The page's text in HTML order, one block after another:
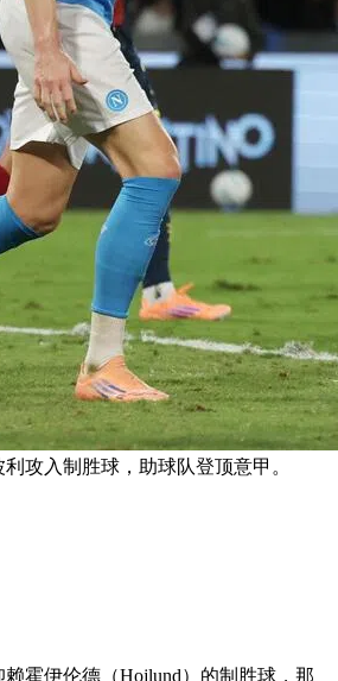
攻入制胜球，助球队登顶意甲。
赖霍伊伦德（Hojlund）的制胜球，那